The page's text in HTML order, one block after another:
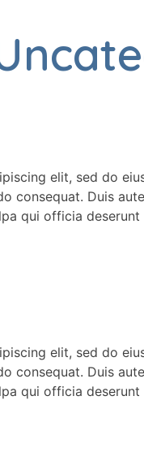
elit, sed do
consequat. Duis
qui officia
elit, sed do
consequat. Duis
qui officia